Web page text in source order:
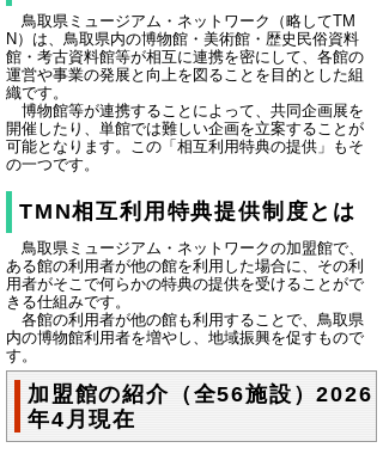
鳥取県ミュージアム・ネットワーク（略してTM
N）は、鳥取県内の博物館・美術館・歴史民俗資料
館・考古資料館等が相互に連携を密にして、各館の
運営や事業の発展と向上を図ることを目的とした組
織です。
博物館等が連携することによって、共同企画展を
開催したり、単館では難しい企画を立案することが
可能となります。この「相互利用特典の提供」もそ
の一つです。
TMN相互利用特典提供制度とは
鳥取県ミュージアム・ネットワークの加盟館で、
ある館の利用者が他の館を利用した場合に、その利
用者がそこで何らかの特典の提供を受けることがで
きる仕組みです。
各館の利用者が他の館も利用することで、鳥取県
内の博物館利用者を増やし、地域振興を促すもので
す。
加盟館の紹介（全56施設）2026
年4月現在